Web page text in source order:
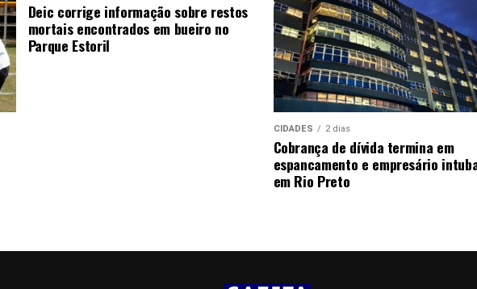
Deic corrige informação sobre restos
mortais encontrados em bueiro no
Parque Estoril
CIDADES 2 dias
Cobrança de dívida termina em
espancamento e empresário
em Rio Preto